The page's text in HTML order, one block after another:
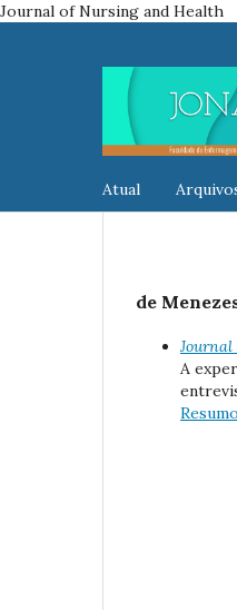
Journal of Nursing and Health
Atual
de
Journal
A
Resumo